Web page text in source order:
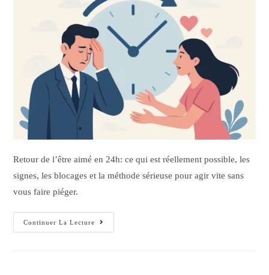
Retour de l’être aimé en 24h: ce qui est réellement possible, les
signes, les blocages et la méthode sérieuse pour agir vite sans
vous faire piéger.
Continuer La Lecture